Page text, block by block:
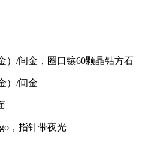
）/间金，圈口镶60颗晶钻方石
）/间金
，指针带夜光